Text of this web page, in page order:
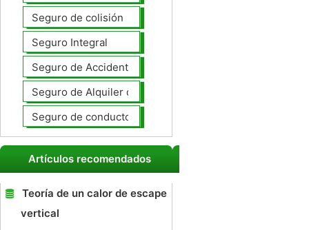
Seguro de colisión
Seguro Integral
Seguro de Accidentes Personales
Seguro de Alquiler de coches
Seguro de conductores no asegurados
Artículos recomendados
Teoría de un calor de escape
vertical